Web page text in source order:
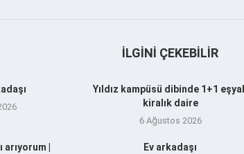
İLGINI ÇEKEBILIR
Yıldız kampüsü dibinde 1+1
kiralık daire
6 Ağustos 2026
arıyorum |
Ev arkadaşı